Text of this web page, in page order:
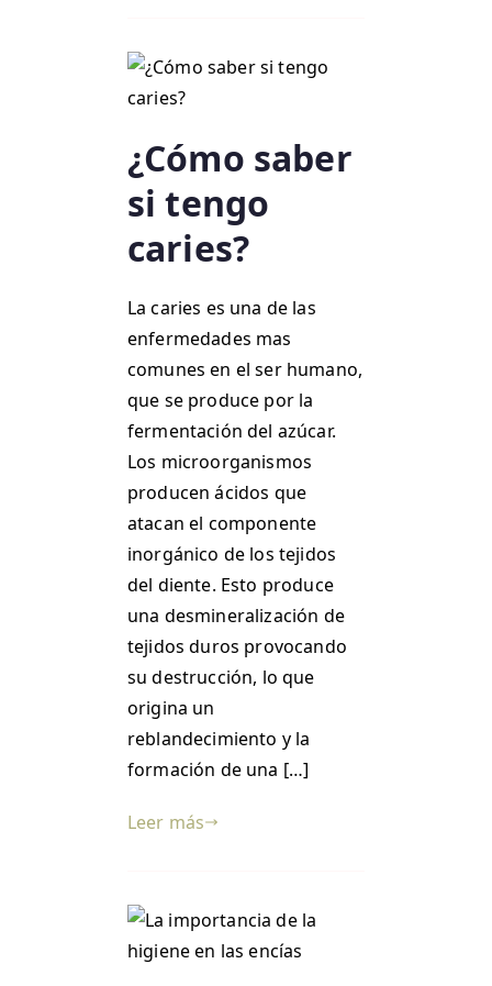
¿Cómo saber
si tengo
caries?
La caries es una de las
enfermedades mas
comunes en el ser humano,
que se produce por la
fermentación del azúcar.
Los microorganismos
producen ácidos que
atacan el componente
inorgánico de los tejidos
del diente. Esto produce
una desmineralización de
tejidos duros provocando
su destrucción, lo que
origina un
reblandecimiento y la
formación de una […]
Leer más